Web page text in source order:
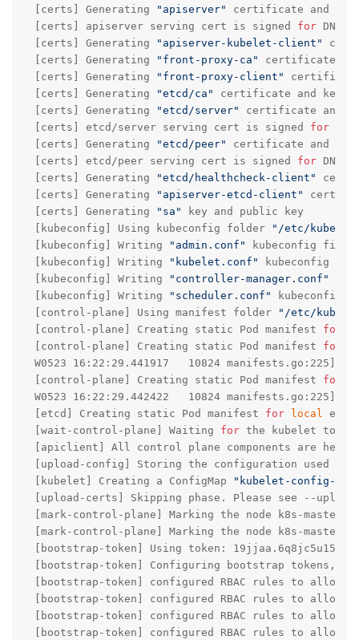
[certs] Generating
"apiserver"
certificate and key
[certs] apiserver serving cert is signed for DNS
[certs] Generating
"apiserver-kubelet-client"
[certs] Generating
"front-proxy-ca"
certificate
[certs] Generating
"front-proxy-client"
certificate
[certs] Generating
"etcd/ca"
certificate and key
[certs] Generating
"etcd/server"
certificate and
[certs] etcd/server serving cert is signed for
[certs] Generating
"etcd/peer"
certificate and key
[certs] etcd/peer serving cert is signed for DNS
[certs] Generating
"etcd/healthcheck-client"
[certs] Generating
"apiserver-etcd-client"
[certs] Generating
"sa"
key and public key
[kubeconfig] Using kubeconfig folder
"/etc/
[kubeconfig] Writing
"admin.conf"
kubeconfig file
[kubeconfig] Writing
"kubelet.conf"
kubeconfig
[kubeconfig] Writing
"controller-manager.conf"
[kubeconfig] Writing
"scheduler.conf"
kubeconfig
[control-plane] Using manifest folder
"/etc/
[control-plane] Creating static Pod manifest for
[control-plane] Creating static Pod manifest for
W0523 16:22:29.441917   10824
[control-plane] Creating static Pod manifest for
W0523 16:22:29.442422   10824
[etcd] Creating static Pod manifest for local
[wait-control-plane] Waiting for the kubelet to
[apiclient] All control plane components are
[upload-config] Storing the configuration used
[kubelet] Creating a ConfigMap
"kubelet-config-
[upload-certs] Skipping phase. Please see --
[mark-control-plane] Marking the node k8s-
[mark-control-plane] Marking the node k8s-
[bootstrap-token] Using token:
[bootstrap-token] Configuring bootstrap tokens,
[bootstrap-token] configured RBAC rules to allow
[bootstrap-token] configured RBAC rules to allow
[bootstrap-token] configured RBAC rules to allow
[bootstrap-token] configured RBAC rules to